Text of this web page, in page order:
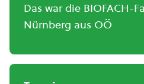
Das war die BIOFACH-
Nürnberg aus OÖ